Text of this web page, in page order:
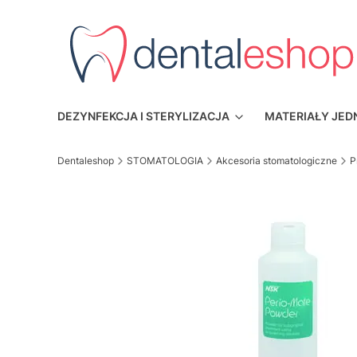
DEZYNFEKCJA I STERYLIZACJA MATERIAŁY
Dentaleshop STOMATOLOGIA Akcesoria stomatologiczne